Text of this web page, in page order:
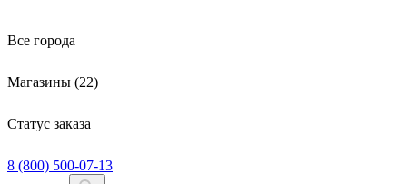
Все города
Магазины (22)
Статус заказа
8 (800) 500-07-13